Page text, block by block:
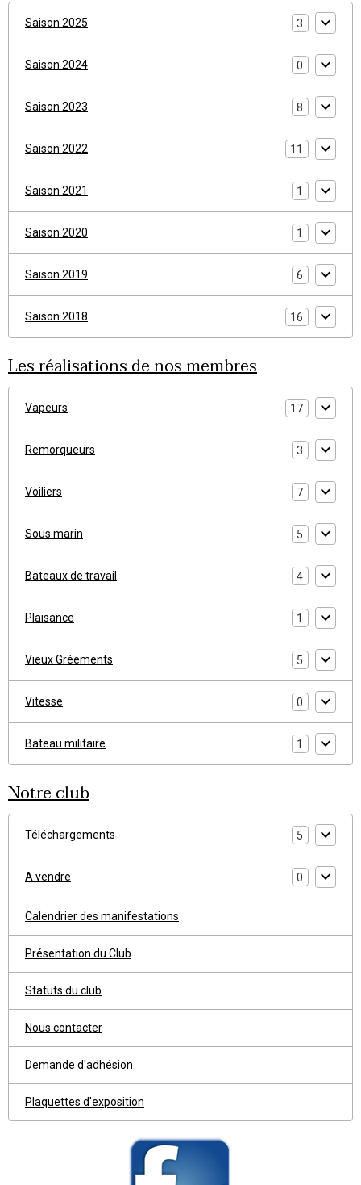
Saison 2025 3
Saison 2024 0
Saison 2023 8
Saison 2022 11
Saison 2021 1
Saison 2020 1
Saison 2019 6
Saison 2018 16
Les réalisations de nos membres
Vapeurs 17
Remorqueurs 3
Voiliers 7
Sous marin 5
Bateaux de travail 4
Plaisance 1
Vieux Gréements 5
Vitesse 0
Bateau militaire 1
Notre club
Téléchargements 5
A vendre 0
Calendrier des manifestations
Présentation du Club
Statuts du club
Nous contacter
Demande d'adhésion
Plaquettes d'exposition